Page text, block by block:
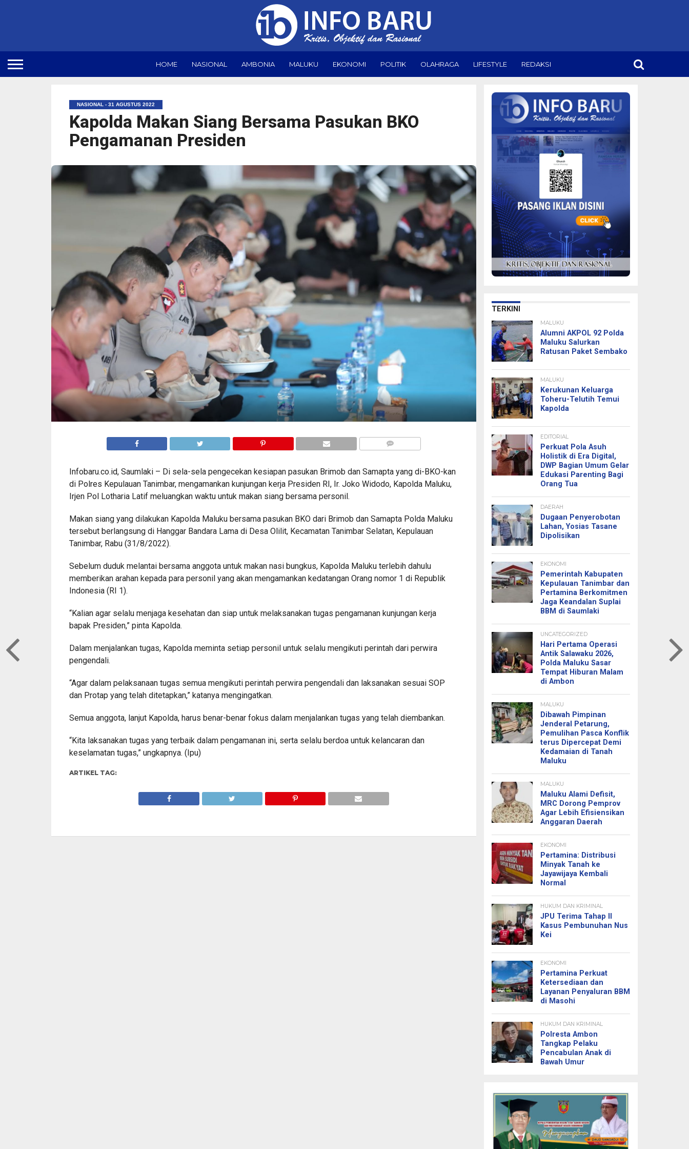
HOME NASIONAL AMBONIA MALUKU EKONOMI POLITIK OLAHRAGA LIFESTYLE REDAKSI
NASIONAL - 31 AGUSTUS 2022
Kapolda Makan Siang Bersama Pasukan BKO
Pengamanan Presiden
Infobaru.co.id, Saumlaki – Di sela-sela pengecekan kesiapan pasukan Brimob dan Samapta yang di-BKO-kan
di Polres Kepulauan Tanimbar, mengamankan kunjungan kerja Presiden RI, Ir. Joko Widodo, Kapolda Maluku,
Irjen Pol Lotharia Latif meluangkan waktu untuk makan siang bersama personil.
Makan siang yang dilakukan Kapolda Maluku bersama pasukan BKO dari Brimob dan Samapta Polda Maluku
tersebut berlangsung di Hanggar Bandara Lama di Desa Olilit, Kecamatan Tanimbar Selatan, Kepulauan
Tanimbar, Rabu (31/8/2022).
Sebelum duduk melantai bersama anggota untuk makan nasi bungkus, Kapolda Maluku terlebih dahulu
memberikan arahan kepada para personil yang akan mengamankan kedatangan Orang nomor 1 di Republik
Indonesia (RI 1).
“Kalian agar selalu menjaga kesehatan dan siap untuk melaksanakan tugas pengamanan kunjungan kerja
bapak Presiden,” pinta Kapolda.
Dalam menjalankan tugas, Kapolda meminta setiap personil untuk selalu mengikuti perintah dari perwira
pengendali.
“Agar dalam pelaksanaan tugas semua mengikuti perintah perwira pengendali dan laksanakan sesuai SOP
dan Protap yang telah ditetapkan,” katanya mengingatkan.
Semua anggota, lanjut Kapolda, harus benar-benar fokus dalam menjalankan tugas yang telah diembankan.
“Kita laksanakan tugas yang terbaik dalam pengamanan ini, serta selalu berdoa untuk kelancaran dan
keselamatan tugas,” ungkapnya. (Ipu)
ARTIKEL TAG:
TERKINI
MALUKU
Alumni AKPOL 92 Polda
Maluku Salurkan
Ratusan Paket Sembako
MALUKU
Kerukunan Keluarga
Toheru-Telutih Temui
Kapolda
EDITORIAL
Perkuat Pola Asuh
Holistik di Era Digital,
DWP Bagian Umum Gelar
Edukasi Parenting Bagi
Orang Tua
DAERAH
Dugaan Penyerobotan
Lahan, Yosias Tasane
Dipolisikan
EKONOMI
Pemerintah Kabupaten
Kepulauan Tanimbar dan
Pertamina Berkomitmen
Jaga Keandalan Suplai
BBM di Saumlaki
UNCATEGORIZED
Hari Pertama Operasi
Antik Salawaku 2026,
Polda Maluku Sasar
Tempat Hiburan Malam
di Ambon
MALUKU
Dibawah Pimpinan
Jenderal Petarung,
Pemulihan Pasca Konflik
terus Dipercepat Demi
Kedamaian di Tanah
Maluku
MALUKU
Maluku Alami Defisit,
MRC Dorong Pemprov
Agar Lebih Efisiensikan
Anggaran Daerah
EKONOMI
Pertamina: Distribusi
Minyak Tanah ke
Jayawijaya Kembali
Normal
HUKUM DAN KRIMINAL
JPU Terima Tahap II
Kasus Pembunuhan Nus
Kei
EKONOMI
Pertamina Perkuat
Ketersediaan dan
Layanan Penyaluran BBM
di Masohi
HUKUM DAN KRIMINAL
Polresta Ambon
Tangkap Pelaku
Pencabulan Anak di
Bawah Umur